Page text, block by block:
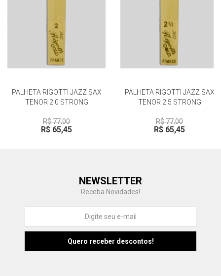
PALHETA RIGOTTI JAZZ SAX
TENOR 2.0 STRONG
R$ 77,00
R$ 65,45
PALHETA RIGOTTI JAZZ SAX
TENOR 2.5 STRONG
R$ 77,00
R$ 65,45
NEWSLETTER
Receba Novidades!
Fu Fujisom